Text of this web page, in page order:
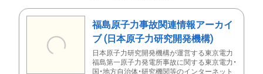
福島原子力事故関連情報アーカイ
ブ (日本原子力研究開発機構)
日本原子力研究開発機構が運営する東京電力
福島第一原子力発電所事故に関する東京電力・
国・地方自治体・研究機関等のインターネット